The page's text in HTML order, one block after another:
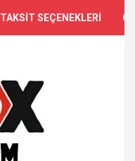
TAKSİT SEÇENEKLERİ